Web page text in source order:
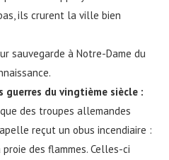
ils crurent la ville bien
sauvegarde à Notre-Dame du
du vingtième siècle :
des troupes allemandes
reçut un obus incendiaire :
des flammes. Celles-ci